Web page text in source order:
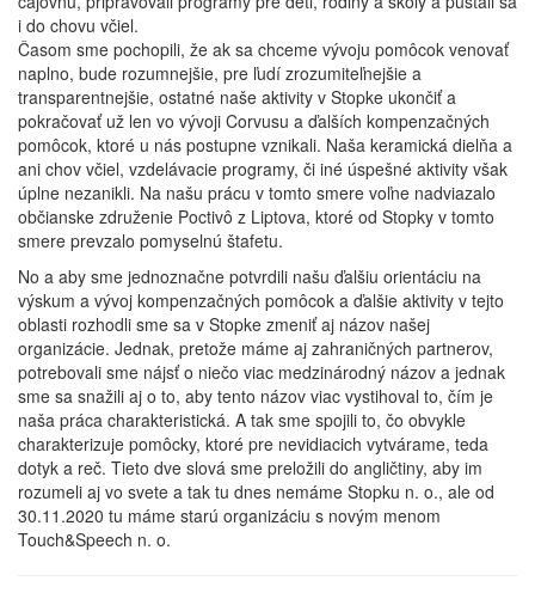
i do chovu včiel.
Časom sme pochopili, že ak sa chceme vývoju pomôcok venovať
naplno, bude rozumnejšie, pre ľudí zrozumiteľnejšie a
transparentnejšie, ostatné naše aktivity v Stopke ukončiť a
pokračovať už len vo vývoji Corvusu a ďalších kompenzačných
pomôcok, ktoré u nás postupne vznikali. Naša keramická dielňa a
ani chov včiel, vzdelávacie programy, či iné úspešné aktivity však
úplne nezanikli. Na našu prácu v tomto smere voľne nadviazalo
občianske združenie Poctivô z Liptova, ktoré od Stopky v tomto
smere prevzalo pomyselnú štafetu.
No a aby sme jednoznačne potvrdili našu ďalšiu orientáciu na
výskum a vývoj kompenzačných pomôcok a ďalšie aktivity v tejto
oblasti rozhodli sme sa v Stopke zmeniť aj názov našej
organizácie. Jednak, pretože máme aj zahraničných partnerov,
potrebovali sme nájsť o niečo viac medzinárodný názov a jednak
sme sa snažili aj o to, aby tento názov viac vystihoval to, čím je
naša práca charakteristická. A tak sme spojili to, čo obvykle
charakterizuje pomôcky, ktoré pre nevidiacich vytvárame, teda
dotyk a reč. Tieto dve slová sme preložili do angličtiny, aby im
rozumeli aj vo svete a tak tu dnes nemáme Stopku n. o., ale od
30.11.2020 tu máme starú organizáciu s novým menom
Touch&Speech n. o.